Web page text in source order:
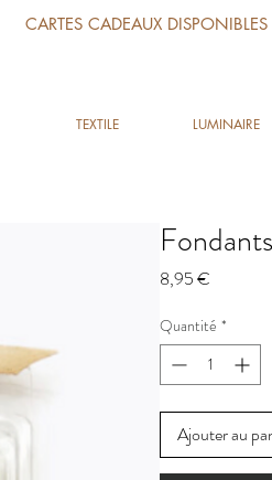
CARTES CADEAUX DISPONIBLES
TEXTILE LUMINAIRE
8,95 €
Quantité *
Ajouter au